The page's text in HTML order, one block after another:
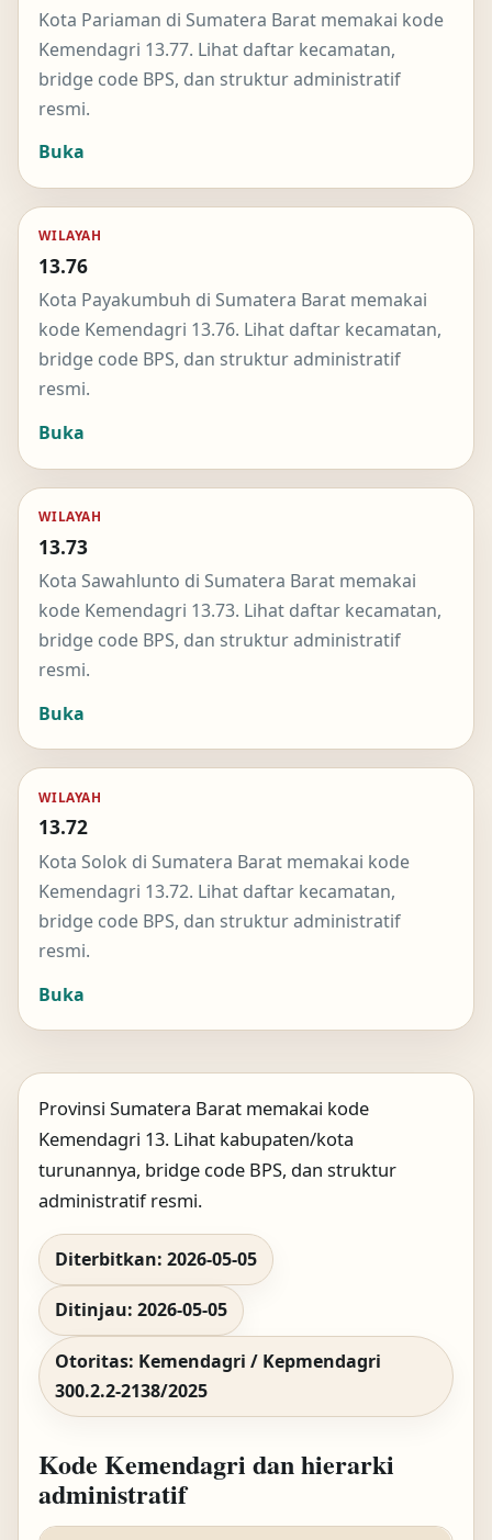
Kota Pariaman di Sumatera Barat memakai kode
Kemendagri 13.77. Lihat daftar kecamatan,
bridge code BPS, dan struktur administratif
resmi.
Buka
WILAYAH
13.76
Kota Payakumbuh di Sumatera Barat memakai
kode Kemendagri 13.76. Lihat daftar kecamatan,
bridge code BPS, dan struktur administratif
resmi.
Buka
WILAYAH
13.73
Kota Sawahlunto di Sumatera Barat memakai
kode Kemendagri 13.73. Lihat daftar kecamatan,
bridge code BPS, dan struktur administratif
resmi.
Buka
WILAYAH
13.72
Kota Solok di Sumatera Barat memakai kode
Kemendagri 13.72. Lihat daftar kecamatan,
bridge code BPS, dan struktur administratif
resmi.
Buka
Provinsi Sumatera Barat memakai kode
Kemendagri 13. Lihat kabupaten/kota
turunannya, bridge code BPS, dan struktur
administratif resmi.
Diterbitkan: 2026-05-05
Ditinjau: 2026-05-05
Otoritas: Kemendagri / Kepmendagri
300.2.2-2138/2025
Kode Kemendagri dan hierarki
administratif